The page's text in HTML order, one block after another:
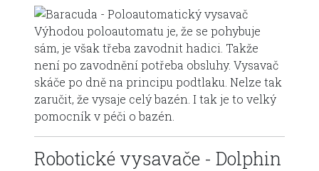
Výhodou poloautomatu je, že se pohybuje
sám, je však třeba zavodnit hadici. Takže
není po zavodnění potřeba obsluhy. Vysavač
skáče po dně na principu podtlaku. Nelze tak
zaručit, že vysaje celý bazén. I tak je to velký
pomocník v péči o bazén.
Robotické vysavače - Dolphin